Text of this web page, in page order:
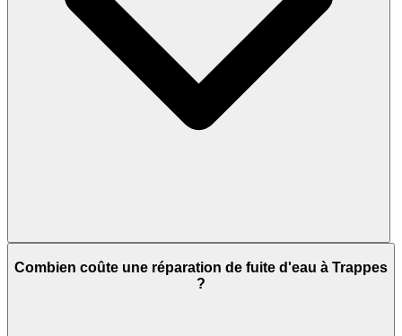
Combien coûte une réparation de fuite d'eau à Trappes
?